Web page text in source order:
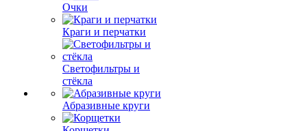
Очки
Краги и перчатки
Светофильтры и
стёкла
Абразивные круги